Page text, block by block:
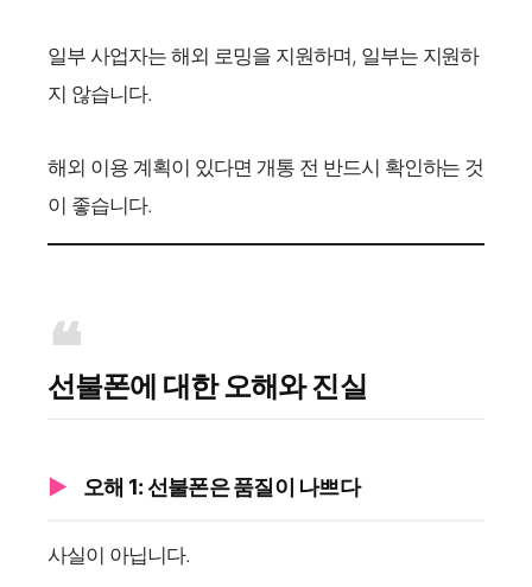
일부 사업자는 해외 로밍을 지원하며, 일부는 지원하
지 않습니다.
해외 이용 계획이 있다면 개통 전 반드시 확인하는 것
이 좋습니다.
선불폰에 대한 오해와 진실
오해 1: 선불폰은 품질이 나쁘다
사실이 아닙니다.